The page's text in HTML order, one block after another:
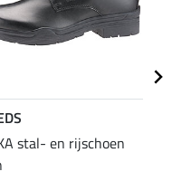
stal- en rijschoen